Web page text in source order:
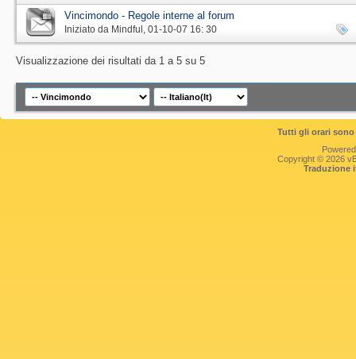
Vincimondo - Regole interne al forum
Iniziato da Mindful ‎, 01-10-07 16: 30
Visualizzazione dei risultati da 1 a 5 su 5
Tutti gli orari
Copyright © 2026
Traduzione